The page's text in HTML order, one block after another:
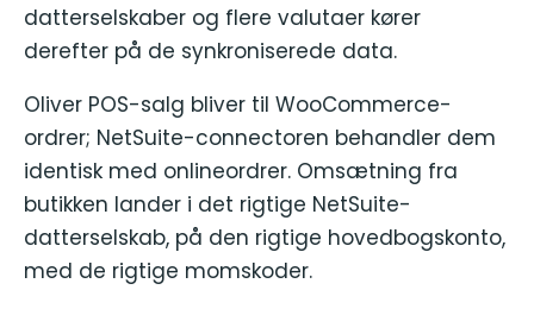
datterselskaber og flere valutaer kører
derefter på de synkroniserede data.
Oliver POS-salg bliver til WooCommerce-
ordrer; NetSuite-connectoren behandler dem
identisk med onlineordrer. Omsætning fra
butikken lander i det rigtige NetSuite-
datterselskab, på den rigtige hovedbogskonto,
med de rigtige momskoder.